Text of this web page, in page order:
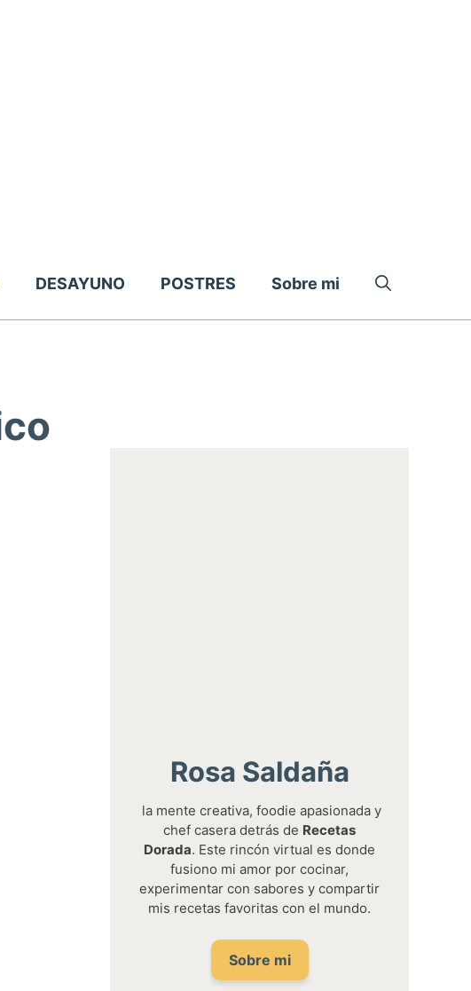
DESAYUNO POSTRES Sobre mi
Rosa Saldaña
la mente creativa, foodie apasionada y
chef casera detrás de Recetas
Dorada. Este rincón virtual es donde
fusiono mi amor por cocinar,
experimentar con sabores y compartir
mis recetas favoritas con el mundo.
Sobre mi